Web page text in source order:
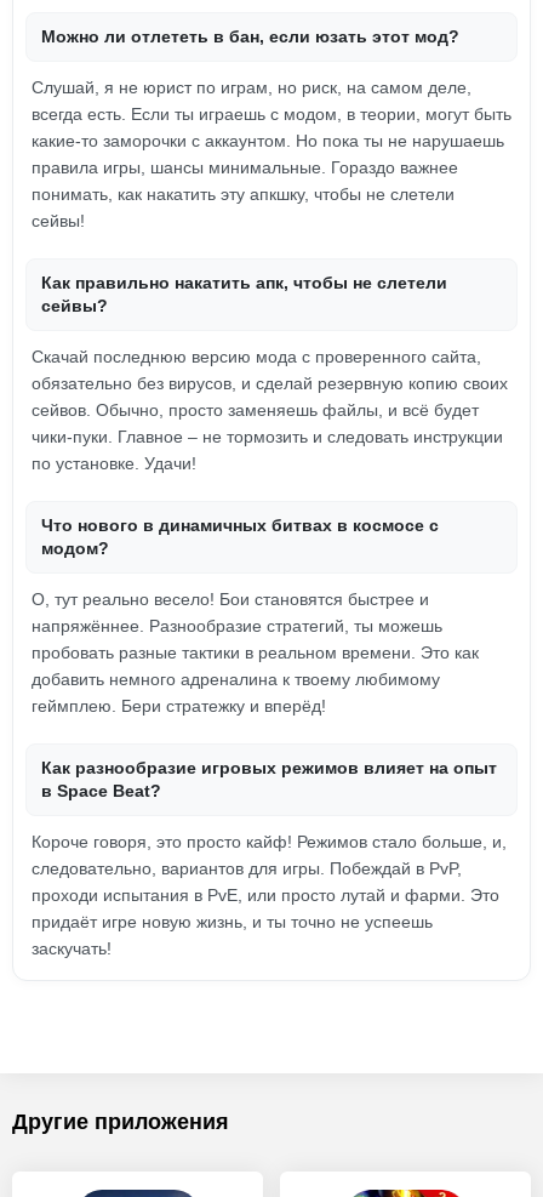
Можно ли отлететь в бан, если юзать этот мод?
Слушай, я не юрист по играм, но риск, на самом деле,
всегда есть. Если ты играешь с модом, в теории, могут быть
какие-то заморочки с аккаунтом. Но пока ты не нарушаешь
правила игры, шансы минимальные. Гораздо важнее
понимать, как накатить эту апкшку, чтобы не слетели
сейвы!
Как правильно накатить апк, чтобы не слетели
сейвы?
Скачай последнюю версию мода с проверенного сайта,
обязательно без вирусов, и сделай резервную копию своих
сейвов. Обычно, просто заменяешь файлы, и всё будет
чики-пуки. Главное – не тормозить и следовать инструкции
по установке. Удачи!
Что нового в динамичных битвах в космосе с
модом?
О, тут реально весело! Бои становятся быстрее и
напряжённее. Разнообразие стратегий, ты можешь
пробовать разные тактики в реальном времени. Это как
добавить немного адреналина к твоему любимому
геймплею. Бери стратежку и вперёд!
Как разнообразие игровых режимов влияет на опыт
в Space Beat?
Короче говоря, это просто кайф! Режимов стало больше, и,
следовательно, вариантов для игры. Побеждай в PvP,
проходи испытания в PvE, или просто лутай и фарми. Это
придаёт игре новую жизнь, и ты точно не успеешь
заскучать!
Другие приложения